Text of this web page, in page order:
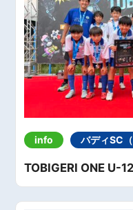
info バディSC
TOBIGERI ONE U-